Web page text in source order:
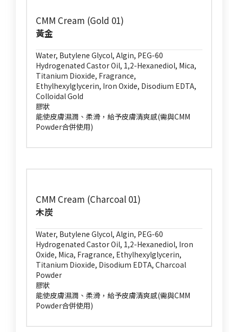
CMM Cream (Gold 01)
黃金
Water, Butylene Glycol, Algin, PEG-60
Hydrogenated Castor Oil, 1,2-Hexanediol, Mica,
Titanium Dioxide, Fragrance,
Ethylhexylglycerin, Iron Oxide, Disodium EDTA,
Colloidal Gold
膠狀
能使皮膚濕潤、柔滑，給予皮膚清爽感(需與CMM
Powder合併使用)
CMM Cream (Charcoal 01)
木炭
Water, Butylene Glycol, Algin, PEG-60
Hydrogenated Castor Oil, 1,2-Hexanediol, Iron
Oxide, Mica, Fragrance, Ethylhexylglycerin,
Titanium Dioxide, Disodium EDTA, Charcoal
Powder
膠狀
能使皮膚濕潤、柔滑，給予皮膚清爽感(需與CMM
Powder合併使用)